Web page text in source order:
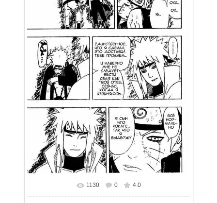
В реальном размере 750x1111
1130 0 4.0